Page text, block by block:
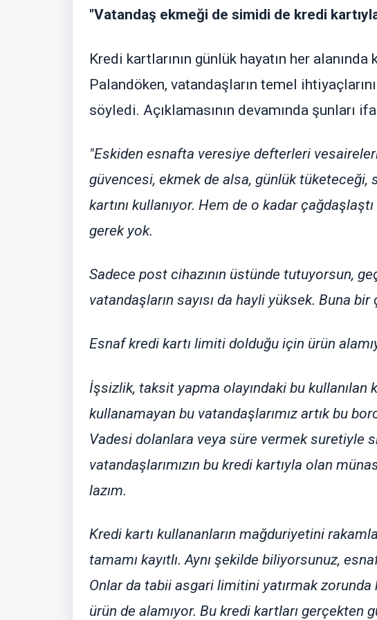
"Vatandaş ekmeği de simidi de kredi
Kredi kartlarının günlük hayatın her alanında
Palandöken, vatandaşların temel
söyledi. Açıklamasının devamında şunları
"Eskiden esnafta veresiye defterleri
güvencesi, ekmek de alsa, günlük tüketeceği,
kartını kullanıyor. Hem de o kadar
gerek yok.
Sadece post cihazının üstünde tutuyorsun,
vatandaşların sayısı da hayli yüksek. Buna bir
Esnaf kredi kartı limiti dolduğu için ürün
İşsizlik, taksit yapma olayındaki bu kullanılan
kullanamayan bu vatandaşlarımız artık bu
Vadesi dolanlara veya süre vermek suretiyle
vatandaşlarımızın bu kredi kartıyla olan
lazım.
Kredi kartı kullananların mağduriyetini
tamamı kayıtlı. Aynı şekilde biliyorsunuz,
Onlar da tabii asgari limitini yatırmak zorunda
ürün de alamıyor. Bu kredi kartları gerçekten